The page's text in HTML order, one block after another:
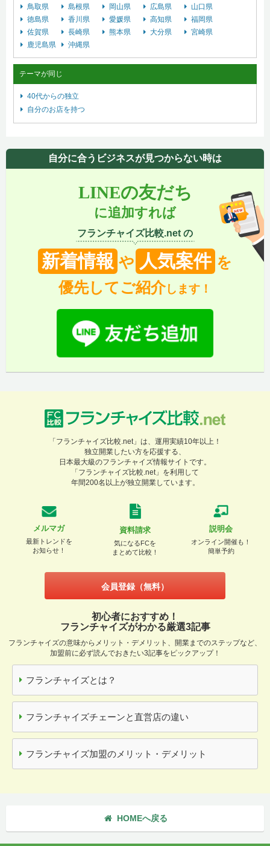
鳥取県
島根県 岡山県 広島県
山口県
徳島県
香川県 愛媛県 高知県
福岡県
佐賀県
長崎県 熊本県 大分県
宮崎県
鹿児島県
沖縄県
テーマが同じ
40代からの独立
自分のお店を持つ
自分に合うビジネスが見つからない時は
LINEの友だち
に追加すれば
フランチャイズ比較.net の
新着情報 や 人気案件 を
優先してご紹介します！
「フランチャイズ比較.net」は、運用実績10年以上！
独立開業したい方を応援する、
日本最大級のフランチャイズ情報サイトです。
「フランチャイズ比較.net」を利用して
年間200名以上が独立開業しています。
メルマガ
最新トレンドを
お知らせ！
資料請求
気になるFCを
まとめて比較！
説明会
オンライン開催も！
簡単予約
会員登録（無料）
初心者におすすめ！
フランチャイズがわかる厳選3記事
フランチャイズの意味からメリット・デメリット、開業までのステップなど、
加盟前に必ず読んでおきたい3記事をピックアップ！
フランチャイズとは？
フランチャイズチェーンと直営店の違い
フランチャイズ加盟のメリット・デメリット
HOMEへ戻る